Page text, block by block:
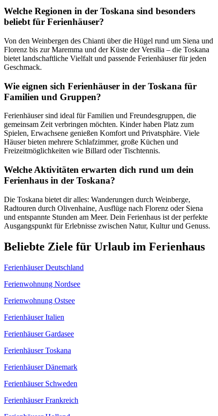
Welche Regionen in der Toskana sind besonders
beliebt für Ferienhäuser?
Von den Weinbergen des Chianti über die Hügel rund um Siena und
Florenz bis zur Maremma und der Küste der Versilia – die Toskana
bietet landschaftliche Vielfalt und passende Ferienhäuser für jeden
Geschmack.
Wie eignen sich Ferienhäuser in der Toskana für
Familien und Gruppen?
Ferienhäuser sind ideal für Familien und Freundesgruppen, die
gemeinsam Zeit verbringen möchten. Kinder haben Platz zum
Spielen, Erwachsene genießen Komfort und Privatsphäre. Viele
Häuser bieten mehrere Schlafzimmer, große Küchen und
Freizeitmöglichkeiten wie Billard oder Tischtennis.
Welche Aktivitäten erwarten dich rund um dein
Ferienhaus in der Toskana?
Die Toskana bietet dir alles: Wanderungen durch Weinberge,
Radtouren durch Olivenhaine, Ausflüge nach Florenz oder Siena
und entspannte Stunden am Meer. Dein Ferienhaus ist der perfekte
Ausgangspunkt für Erlebnisse zwischen Natur, Kultur und Genuss.
Beliebte Ziele für Urlaub im Ferienhaus
Ferienhäuser Deutschland
Ferienwohnung Nordsee
Ferienwohnung Ostsee
Ferienhäuser Italien
Ferienhäuser Gardasee
Ferienhäuser Toskana
Ferienhäuser Dänemark
Ferienhäuser Schweden
Ferienhäuser Frankreich